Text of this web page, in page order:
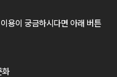
용이 궁금하시다면 아래 버튼
화